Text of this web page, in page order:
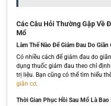
Các Câu Hỏi Thường Gặp Về
Mổ
Làm Thế Nào Để Giảm Đau Do Giãn
Có nhiều cách để giảm đau do
dụng thuốc giảm đau theo chỉ
trị liệu. Bạn cũng có thể tìm hiểu
giãn cơ.
Thời Gian Phục Hồi Sau Mổ Là Bao